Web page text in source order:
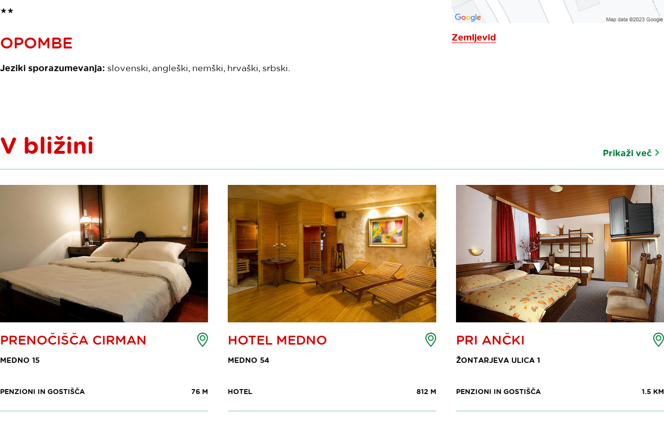
★★
OPOMBE
Jeziki sporazumevanja: slovenski, angleški, nemški, hrvaški, srbski.
Zemljevid
V bližini
PRENOČIŠČA CIRMAN
Zemljevid
točke
interesa
MEDNO 15
PENZIONI IN GOSTIŠČA 76 M
HOTEL MEDNO
Zemljevid
interesa
MEDNO 54
HOTEL 812 M
PRI ANČKI
ŽONTARJEVA ULICA 1
PENZIONI IN GOSTIŠČA 1.5 KM
Prikaži več